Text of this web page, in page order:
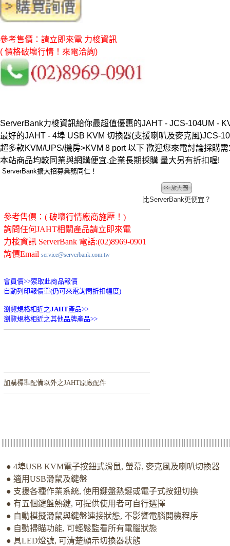
參考售價：請立即來電 力梭資訊
( 價格破壞行情！來電洽詢)
ServerBank力梭資訊給你最超值優惠的JAHT - JCS-104UM -
最好的JAHT - 4埠 USB KVM 切換器(支援喇叭及麥克風)JCS-
超多款KVM/UPS/機房>KVM 8 port 以下 歡迎您來電討論採購
本站商品均較同業與網購便宜,企業長期採購 量大另有折扣喔!
ServerBank擴大招募業務同仁！
比ServerBank更便宜？
參考售價：( 破壞行情廠商施壓！)
詢問任何JAHT相關產品請立即來電
力梭資訊 ServerBank 電話:(02)8969-0901
詢價Email service@serverbank.com.tw
會員價>>索取此商品報價
自動列印報價單(仍可來電詢問折扣幅度)
瀏覽規格相近之JAHT產品>>
瀏覽規格相近之其他品牌產品>>
加購標準配備以外之JAHT原廠配件
● 4埠USB KVM電子按鈕式滑鼠, 螢幕, 麥克風及喇叭切換器
● 適用USB滑鼠及鍵盤
● 支援各種作業系統, 使用鍵盤熱鍵或電子式按鈕切換
● 有五個鍵盤熱鍵, 可提供使用者可自行選擇
● 自動模擬滑鼠與鍵盤連接狀態, 不影響電腦開機程序
● 自動掃瞄功能, 可輕鬆監看所有電腦狀態
● 具LED燈號, 可清楚顯示切換器狀態